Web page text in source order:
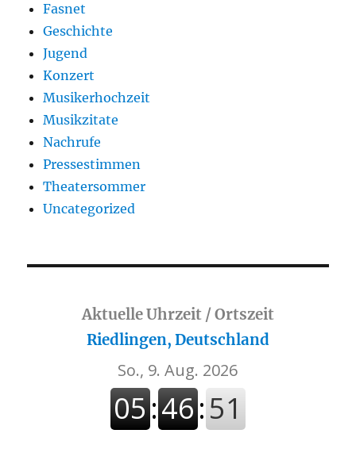
Fasnet
Geschichte
Jugend
Konzert
Musikerhochzeit
Musikzitate
Nachrufe
Pressestimmen
Theatersommer
Uncategorized
Aktuelle Uhrzeit / Ortszeit
Riedlingen, Deutschland